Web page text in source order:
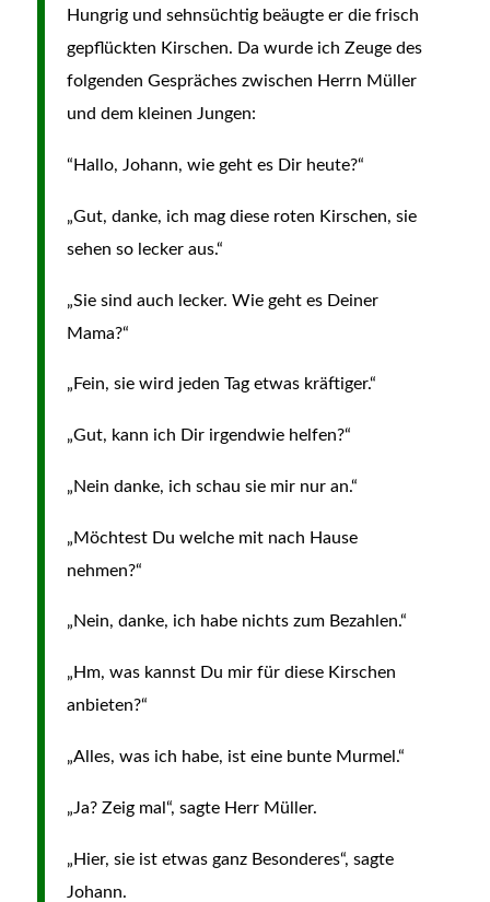
Hungrig und sehnsüchtig beäugte er die frisch
gepflückten Kirschen. Da wurde ich Zeuge des
folgenden Gespräches zwischen Herrn Müller
und dem kleinen Jungen:
“Hallo, Johann, wie geht es Dir heute?“
„Gut, danke, ich mag diese roten Kirschen, sie
sehen so lecker aus.“
„Sie sind auch lecker. Wie geht es Deiner
Mama?“
„Fein, sie wird jeden Tag etwas kräftiger.“
„Gut, kann ich Dir irgendwie helfen?“
„Nein danke, ich schau sie mir nur an.“
„Möchtest Du welche mit nach Hause
nehmen?“
„Nein, danke, ich habe nichts zum Bezahlen.“
„Hm, was kannst Du mir für diese Kirschen
anbieten?“
„Alles, was ich habe, ist eine bunte Murmel.“
„Ja? Zeig mal“, sagte Herr Müller.
„Hier, sie ist etwas ganz Besonderes“, sagte
Johann.